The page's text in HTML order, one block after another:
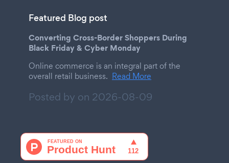
Featured Blog post
Converting Cross-Border Shoppers During
Black Friday & Cyber Monday
Online commerce is an integral part of the
overall retail business. Read More
Posted by on 2026-08-09